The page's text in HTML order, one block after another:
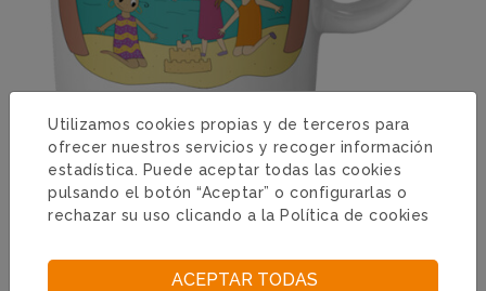
6,50€
TAZA PLAYA
Taza porcelana
Utilizamos cookies propias y de terceros para
ofrecer nuestros servicios y recoger información
estadística. Puede aceptar todas las cookies
pulsando el botón “Aceptar” o configurarlas o
rechazar su uso clicando a la Política de cookies
ACEPTAR TODAS